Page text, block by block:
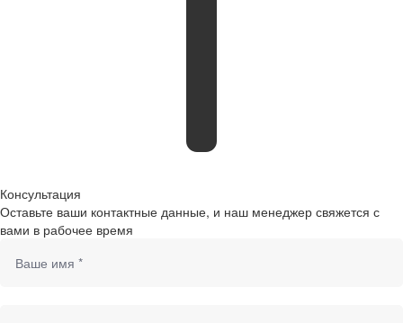
Консультация
Оставьте ваши контактные данные, и наш менеджер свяжется с
вами в рабочее время